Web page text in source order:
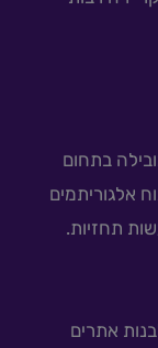
בתחום
אלגוריתמים
תחזיות.
אתרים